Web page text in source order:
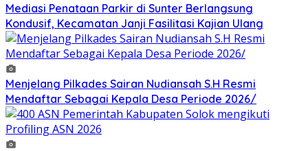
Mediasi Penataan Parkir di Sunter Berlangsung
Kondusif, Kecamatan Janji Fasilitasi Kajian Ulang
Menjelang Pilkades Sairan Nudiansah S.H Resmi
Mendaftar Sebagai Kepala Desa Periode 2026/